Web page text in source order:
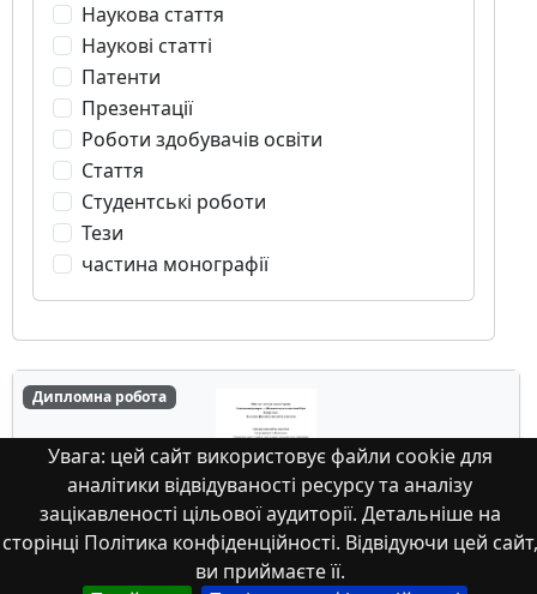
Увага: цей сайт використовує файли cookie для
аналітики відвідуваності ресурсу та аналізу
зацікавленості цільової аудиторії. Детальніше на
сторінці Політика конфіденційності. Відвідуючи цей сайт,
ви приймаєте її.
Наукова стаття
Наукові статті
Патенти
Презентації
Роботи здобувачів освіти
Стаття
Студентські роботи
Тези
частина монографії
Дипломна робота
Рівень стресу у підлітків та способи